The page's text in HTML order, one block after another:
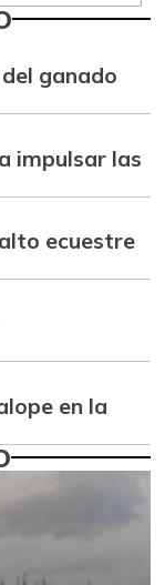
+6,68%
5.516,33
+2,11%
$ 1.785,20
$ 5.367,67
ganado
impulsar las
ecuestre
en la